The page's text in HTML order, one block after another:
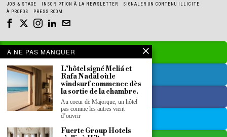
JOB & STAGE
INSCRIPTION À LA NEWSLETTER
SIGNALER UN CONTENU ILLICITE
À PROPOS
PRESS ROOM
À NE PAS MANQUER
L’hôtel signé Meliá et
Rafa Nadal où le
windsurf commence dès
la sortie de la chambre.
Au coeur de Majorque, un hôtel
pas comme les autres vient
d’ouvrir
Fuerte Group Hotels